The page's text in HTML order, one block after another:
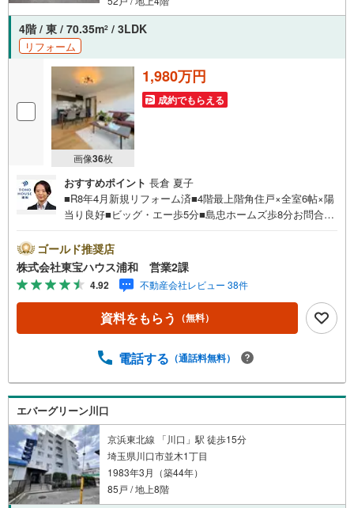
4階 / 東 / 70.35m2 / 3LDK
リフォーム
画像36枚
1,980万円
成約でもらえる
おすすめポイント 長倉 夏子
■R8年4月新規リフォーム済■4階最上階角住戸×全室6帖×陽
当り良好■ビッグ・エー歩5分■島忠ホームズ歩8分お問合せ
～22:00（年中無休）こちらの時間帯はお電話でのお問い合
わせがスムーズにご案内できますぜひお気軽にご連絡下さ
い！東宝ハウスライフソリューションズグループ 東宝ハ
ウス浦和 特別提携金利〔一例〕東宝ハウス浦和の住宅ロ
ーン■変動金利全期間引下げプラン⇒住宅ローン金利優遇割
の最大適用《0.89％》と某信用金庫金利1.275％の比較借入
年7月末実行分まで（審査・要件があります）◇TOHO HO
ートナーが直接ご対応ライフプランニング、かけつけサポ
ート、Club Offプレミアムなど多彩なサービスがございます
ゴールド推奨店
株式会社東宝ハウス浦和 営業2課
4.92 不動産会社レビュー 38件
資料をもらう （無料）
電話する （通話料無料）
エバーグリーン川口
京浜東北線 「川口」駅 徒歩15分
埼玉県川口市並木1丁目
1983年3月（築44年）
85戸 / 地上8階